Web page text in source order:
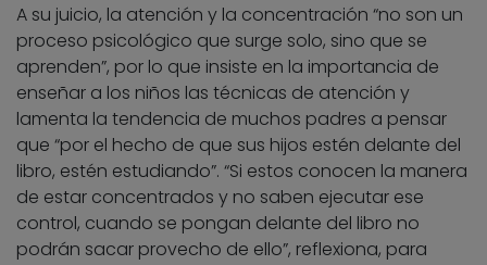
A su juicio, la atención y la concentración “no son un
proceso psicológico que surge solo, sino que se
aprenden”, por lo que insiste en la importancia de
enseñar a los niños las técnicas de atención y
lamenta la tendencia de muchos padres a pensar
que “por el hecho de que sus hijos estén delante del
libro, estén estudiando”. “Si estos conocen la manera
de estar concentrados y no saben ejecutar ese
control, cuando se pongan delante del libro no
podrán sacar provecho de ello”, reflexiona, para